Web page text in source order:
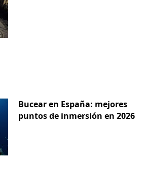
Bucear en España: mejores
puntos de inmersión en 2026